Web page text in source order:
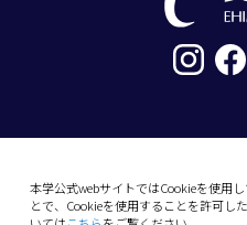
本学公式webサイトではCookieを使用
とで、Cookieを使用することを許可し
10-13 Dogo-Himata,